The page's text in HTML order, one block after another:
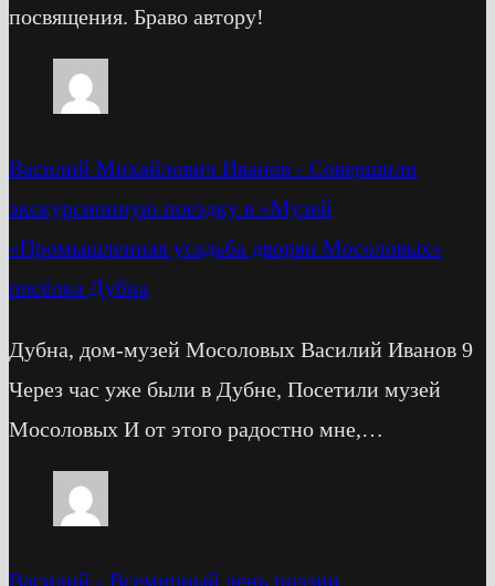
посвящения. Браво автору!
Василий Михайлович Иванов - Cовершили
экскурсионную поездку в «Музей
«Промышленная усадьба дворян Мосоловых»
посёлка Дубна
Дубна, дом-музей Мосоловых Василий Иванов 9
Через час уже были в Дубне, Посетили музей
Мосоловых И от этого радостно мне,…
Василий - Всемирный день поэзии